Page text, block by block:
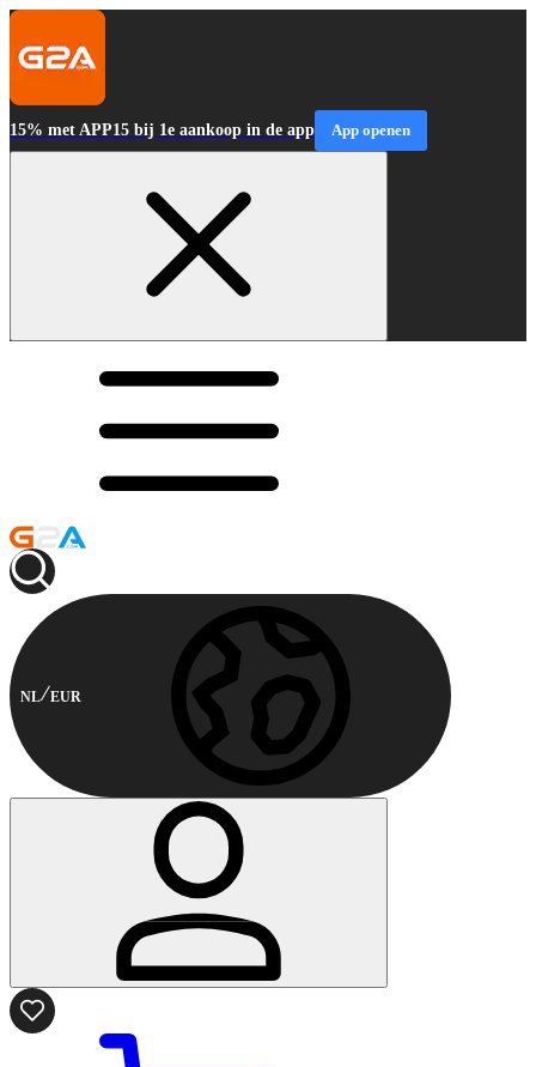
15% met APP15 bij 1e aankoop in de app App openen
NL EUR